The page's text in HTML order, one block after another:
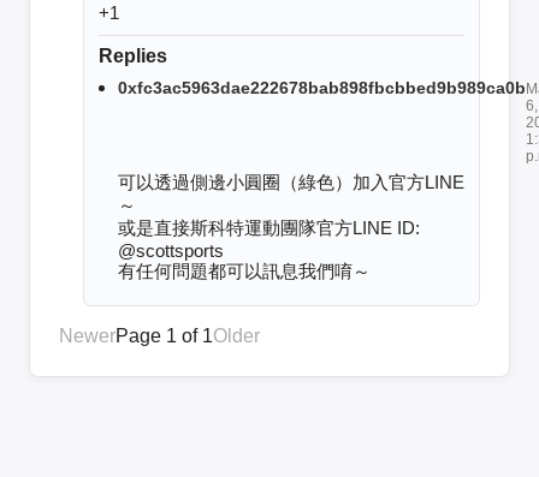
+1
Replies
0xfc3ac5963dae222678bab898fbcbbed9b989ca0b
6,
可以透過側邊小圓圈（綠色）加入官方LINE
～
或是直接斯科特運動團隊官方LINE ID:
@scottsports
有任何問題都可以訊息我們唷～
NewerPage 1 of 1Older